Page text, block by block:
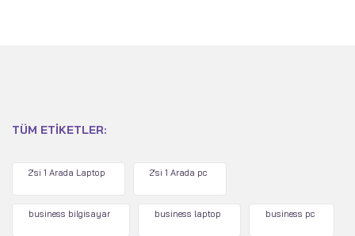
TÜM ETIKETLER:
2'si 1 Arada Laptop 2'si 1 Arada pc
business bilgisayar business laptop business pc